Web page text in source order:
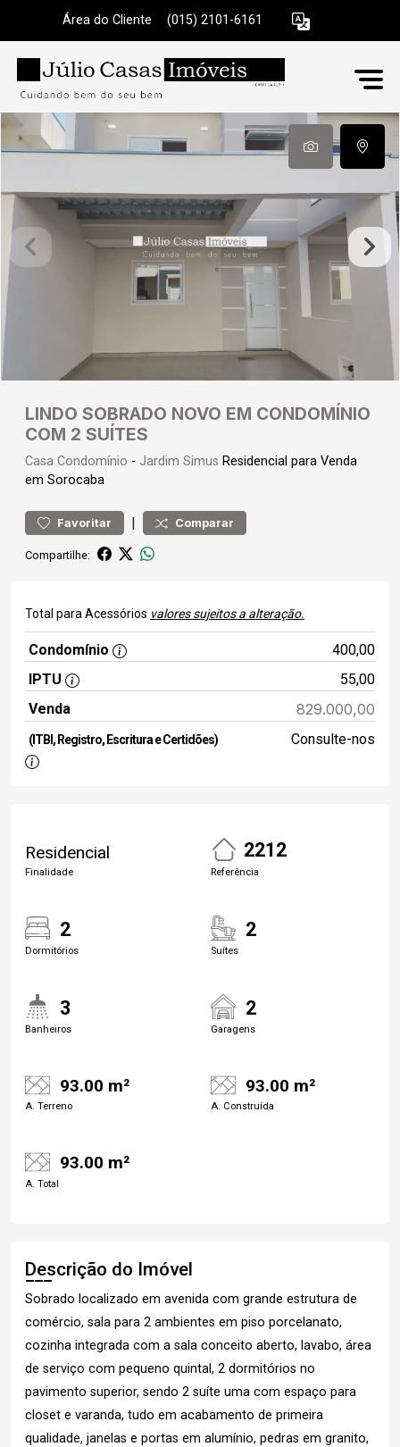
Área do Cliente (015) 2101-6161
LINDO SOBRADO NOVO EM CONDOMÍNIO
COM 2 SUÍTES
Casa Condomínio - Jardim Simus Residencial para Venda
em Sorocaba
Favoritar | Comparar
Compartilhe:
Total para Acessórios valores sujeitos a alteração.
Condomínio
400,00
IPTU
55,00
Venda
829.000,00
(ITBI, Registro, Escritura e Certidões) Consulte-nos
Residencial
Finalidade
2212
Referência
2
Dormitórios
2
Suítes
3
Banheiros
2
Garagens
93.00 m²
A. Terreno
93.00 m²
A. Construída
93.00 m²
A. Total
Descrição do Imóvel
Sobrado localizado em avenida com grande estrutura de
comércio, sala para 2 ambientes em piso porcelanato,
cozinha integrada com a sala conceito aberto, lavabo, área
de serviço com pequeno quintal, 2 dormitórios no
pavimento superior, sendo 2 suíte uma com espaço para
closet e varanda, tudo em acabamento de primeira
qualidade, janelas e portas em alumínio, pedras em granito,